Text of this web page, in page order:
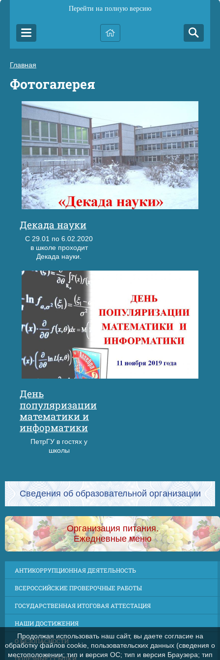
Перейти на полную версию
Главная
Фотогалерея
Декада науки
С 29.01 по 6.02.2020
в школе проходит
Декада науки.
День
популяризации
математики и
информатики
ПетрГУ в гостях у
школы
Сведения об образовательной организации
Организация питания.
Ежедневные меню
АНТИКОРРУПЦИОННАЯ ДЕЯТЕЛЬНОСТЬ
ВСЕРОССИЙСКИЕ ПРОВЕРОЧНЫЕ РАБОТЫ
ГОСУДАРСТВЕННАЯ ИТОГОВАЯ АТТЕСТАЦИЯ
НАШИ ДОСТИЖЕНИЯ
О БЕЗОПАСНОСТИ
Продолжая использовать наш сайт, вы даете согласие на
обработку файлов cookie, пользовательских данных (сведения о
местоположении; тип и версия ОС; тип и версия Браузера; тип